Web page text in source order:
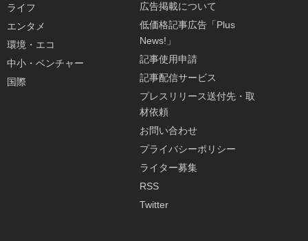
ライフ
エンタメ
環境・エコ
中小・ベンチャー
国際
広告掲載について
低価格記事広告「Plus
News!」
記事使用申請
記事配信サービス
プレスリリース送付先・取
材依頼
お問い合わせ
プライバシーポリシー
ライター募集
RSS
Twitter